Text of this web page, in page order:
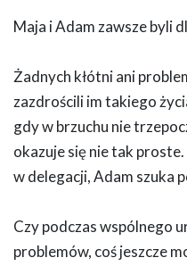
Maja i Adam zawsze byli
Żadnych kłótni ani
zazdrościli im takiego
gdy w brzuchu nie
okazuje się nie tak
w delegacji, Adam szuka
Czy podczas wspólnego
problemów, coś jeszcze